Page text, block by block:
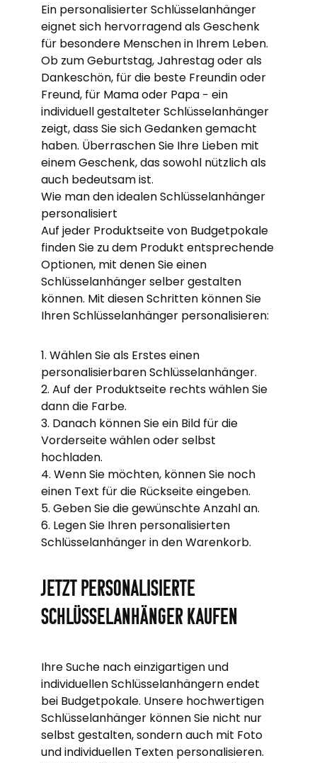
Ein personalisierter Schlüsselanhänger
eignet sich hervorragend als Geschenk
für besondere Menschen in Ihrem Leben.
Ob zum Geburtstag, Jahrestag oder als
Dankeschön, für die beste Freundin oder
Freund, für Mama oder Papa − ein
individuell gestalteter Schlüsselanhänger
zeigt, dass Sie sich Gedanken gemacht
haben. Überraschen Sie Ihre Lieben mit
einem Geschenk, das sowohl nützlich als
auch bedeutsam ist.
Wie man den idealen Schlüsselanhänger
personalisiert
Auf jeder Produktseite von Budgetpokale
finden Sie zu dem Produkt entsprechende
Optionen, mit denen Sie einen
Schlüsselanhänger selber gestalten
können. Mit diesen Schritten können Sie
Ihren Schlüsselanhänger personalisieren:
1. Wählen Sie als Erstes einen
personalisierbaren Schlüsselanhänger.
2. Auf der Produktseite rechts wählen Sie
dann die Farbe.
3. Danach können Sie ein Bild für die
Vorderseite wählen oder selbst
hochladen.
4. Wenn Sie möchten, können Sie noch
einen Text für die Rückseite eingeben.
5. Geben Sie die gewünschte Anzahl an.
6. Legen Sie Ihren personalisierten
Schlüsselanhänger in den Warenkorb.
Jetzt personalisierte
Schlüsselanhänger kaufen
Ihre Suche nach einzigartigen und
individuellen Schlüsselanhängern endet
bei Budgetpokale. Unsere hochwertigen
Schlüsselanhänger können Sie nicht nur
selbst gestalten, sondern auch mit Foto
und individuellen Texten personalisieren.